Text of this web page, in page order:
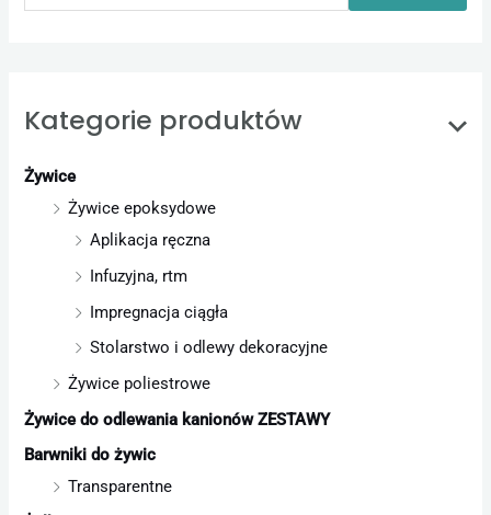
k
:Kategorie produktów
Żywice
Żywice epoksydowe
Aplikacja ręczna
Infuzyjna, rtm
Impregnacja ciągła
Stolarstwo i odlewy dekoracyjne
Żywice poliestrowe
Żywice do odlewania kanionów ZESTAWY
Barwniki do żywic
Transparentne